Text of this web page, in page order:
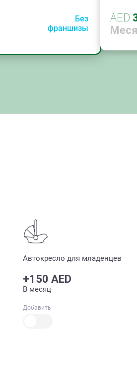
Без
франшизы
AED
Автокресло для младенцев
+150 AED
В месяц
Добавить